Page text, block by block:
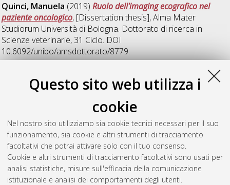
Questo sito web utilizza i
cookie
Nel nostro sito utilizziamo sia cookie tecnici necessari per il suo
funzionamento, sia cookie e altri strumenti di tracciamento
facoltativi che potrai attivare solo con il tuo consenso.
Cookie e altri strumenti di tracciamento facoltativi sono usati per
analisi statistiche, misure sull'efficacia della comunicazione
istituzionale e analisi dei comportamenti degli utenti.
Quinci, Manuela (2019)Ruolo dell'imaging ecografico nel
paziente oncologico, [Dissertation thesis], Alma Mater
Studiorum Università di Bologna. Dottorato di ricerca in
Scienze veterinarie, 31 Ciclo. DOI
10.6092/unibo/amsdottorato/8779.
La chimica urinaria e le frazioni di
escrezione nel cane con danno renale acuto (AKI) e malattia
renale cronica (CKD): rivalutazione clinicopatologica e nuove
prospettive diagnostiche e prognostiche
Alma Mater Studiorum Università di Bologna. Dottorato di
ricerca inScienze veterinarie , 31 Ciclo. DOI
10.6092/unibo/amsdottorato/8862.
Questa lista e' stata generata ilSun Aug 9 20:33:17 2026